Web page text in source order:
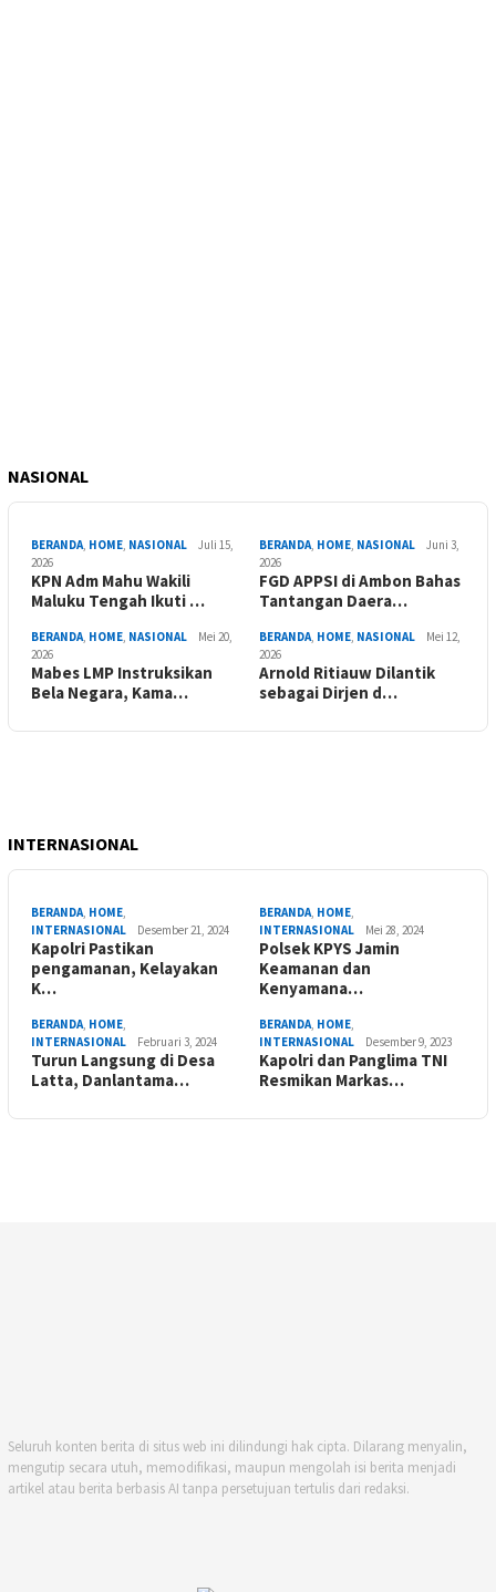
NASIONAL
BERANDA HOME NASIONAL
Juli 15,
2026
KPN Adm Mahu Wakili
Maluku Tengah Ikuti …
BERANDA HOME NASIONAL
Juni 3,
2026
FGD APPSI di Ambon Bahas
Tantangan Daera…
BERANDA HOME NASIONAL
Mei 20,
2026
Mabes LMP Instruksikan
Bela Negara, Kama…
BERANDA HOME NASIONAL
Mei 12,
2026
Arnold Ritiauw Dilantik
sebagai Dirjen d…
INTERNASIONAL
BERANDA HOME
INTERNASIONAL
Desember 21, 2024
Kapolri Pastikan
pengamanan, Kelayakan
K…
BERANDA HOME
INTERNASIONAL
Mei 28, 2024
Polsek KPYS Jamin
Keamanan dan
Kenyamana…
BERANDA HOME
INTERNASIONAL
Februari 3, 2024
Turun Langsung di Desa
Latta, Danlantama…
BERANDA HOME
INTERNASIONAL
Desember 9, 2023
Kapolri dan Panglima TNI
Resmikan Markas…
Seluruh konten berita di situs web ini dilindungi hak cipta. Dilarang menyalin,
mengutip secara utuh, memodifikasi, maupun mengolah isi berita menjadi
artikel atau berita berbasis AI tanpa persetujuan tertulis dari redaksi.